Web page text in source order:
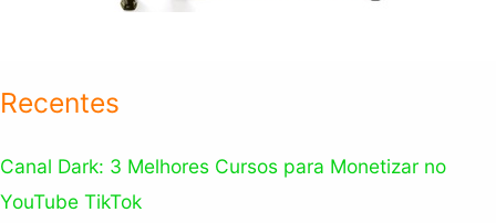
Recentes
Canal Dark: 3 Melhores Cursos para Monetizar no
YouTube TikTok